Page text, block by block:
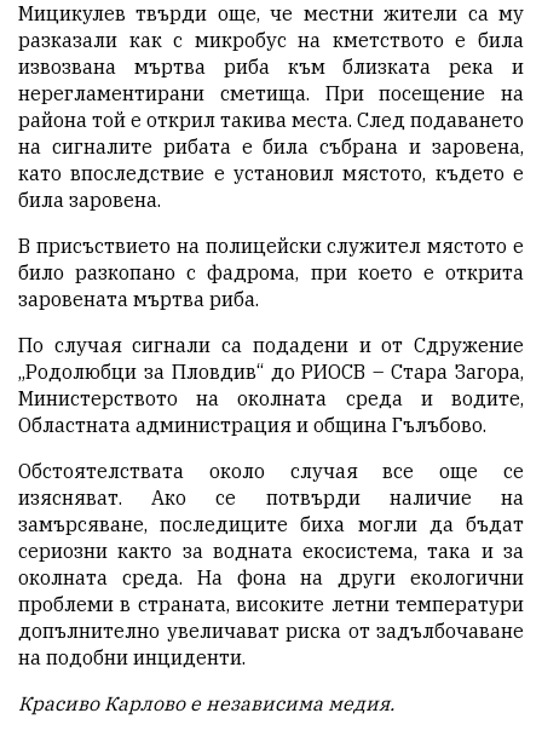
Мицикулев твърди още, че местни жители са му
разказали как с микробус на кметството е била
извозвана мъртва риба към близката река и
нерегламентирани сметища. При посещение на
района той е открил такива места. След подаването
на сигналите рибата е била събрана и заровена,
като впоследствие е установил мястото, където е
била заровена.
В присъствието на полицейски служител мястото е
било разкопано с фадрома, при което е открита
заровената мъртва риба.
По случая сигнали са подадени и от Сдружение
„Родолюбци за Пловдив“ до РИОСВ – Стара Загора,
Министерството на околната среда и водите,
Областната администрация и община Гълъбово.
Обстоятелствата около случая все още се
изясняват. Ако се потвърди наличие на
замърсяване, последиците биха могли да бъдат
сериозни както за водната екосистема, така и за
околната среда. На фона на други екологични
проблеми в страната, високите летни температури
допълнително увеличават риска от задълбочаване
на подобни инциденти.
Красиво Карлово е независима медия.